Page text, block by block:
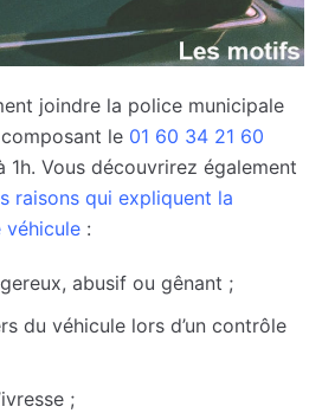
joindre la police municipale
le 01 60 34 21 60
1h. Vous découvrirez également
raisons qui expliquent la
:
abusif ou gênant ;
du véhicule lors d’un contrôle
;